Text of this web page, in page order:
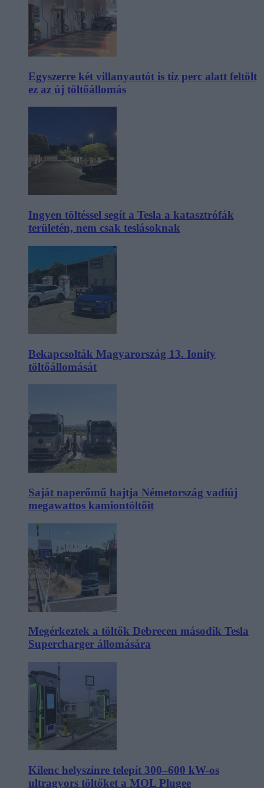
Egyszerre két villanyautót is tíz perc alatt feltölt
ez az új töltőállomás
Ingyen töltéssel segít a Tesla a katasztrófák
területén, nem csak teslásoknak
Bekapcsolták Magyarország 13. Ionity
töltőállomását
Saját naperőmű hajtja Németország vadiúj
megawattos kamiontöltőit
Megérkeztek a töltők Debrecen második Tesla
Supercharger állomására
Kilenc helyszínre telepít 300–600 kW-os
ultragyors töltőket a MOL Plugee